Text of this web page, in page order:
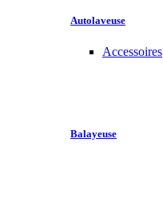
Autolaveuse
Accessoires
Balayeuse